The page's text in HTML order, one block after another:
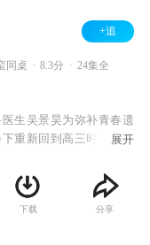
+追
同桌 8.3分 24集全
生吴景昊为弥补青春遗
重新回到高三时期，改
的青春中的种种细腻与
一点点放下防备、解开
的纯粹与美好的故事。
展开
下载 分享